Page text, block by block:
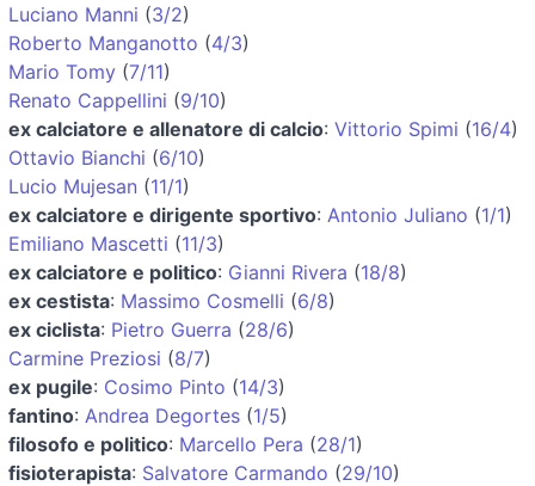
Luciano Manni (3/2)
Roberto Manganotto (4/3)
Mario Tomy (7/11)
Renato Cappellini (9/10)
ex calciatore e allenatore di calcio: Vittorio Spimi (16/4)
Ottavio Bianchi (6/10)
Lucio Mujesan (11/1)
ex calciatore e dirigente sportivo: Antonio Juliano (1/1)
Emiliano Mascetti (11/3)
ex calciatore e politico: Gianni Rivera (18/8)
ex cestista: Massimo Cosmelli (6/8)
ex ciclista: Pietro Guerra (28/6)
Carmine Preziosi (8/7)
ex pugile: Cosimo Pinto (14/3)
fantino: Andrea Degortes (1/5)
filosofo e politico: Marcello Pera (28/1)
fisioterapista: Salvatore Carmando (29/10)